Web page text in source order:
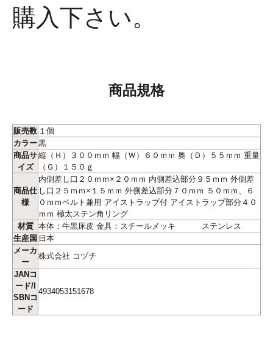
購入下さい。
商品規格
販売数 １個
カラー黒
商品サ
イズ
縦（Ｈ）３００ｍｍ 幅（Ｗ）６０ｍｍ 奥（Ｄ）５５ｍｍ 重量
（Ｇ）１５０ｇ
商品仕
様
内側差し口２０ｍｍ×２０ｍｍ 内側差込部分９５ｍｍ 外側差
し口２５ｍｍ×１５ｍｍ 外側差込部分７０ｍｍ ５０ｍｍ、６
０ｍｍベルト兼用 アイストラップ付 アイストラップ部分４０
ｍｍ 極太ステン角リング
材質 本体：牛黒床皮 金具：スチールメッキ ステンレス
生産国 日本
メーカ
ー
株式会社 コヅチ
JANコ
ード/I
SBNコ
ード
4934053151678